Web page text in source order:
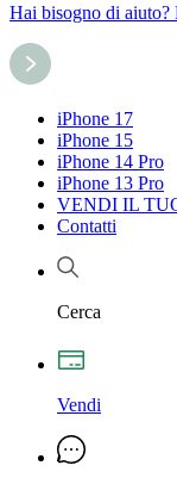
Hai bisogno di aiuto?
iPhone 17
iPhone 15
iPhone 14 Pro
iPhone 13 Pro
VENDI IL
Contatti
Cerca
Vendi